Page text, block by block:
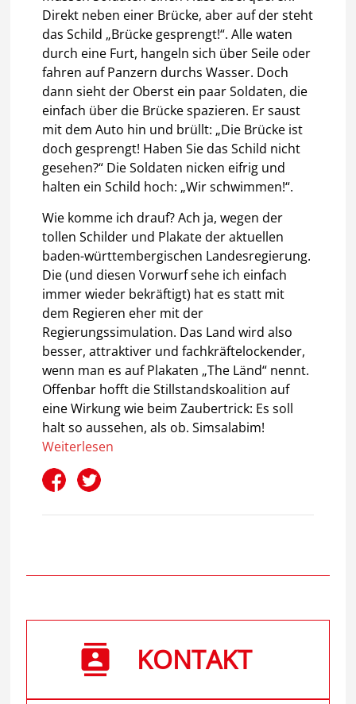
Direkt neben einer Brücke, aber auf der steht
das Schild „Brücke gesprengt!“. Alle waten
durch eine Furt, hangeln sich über Seile oder
fahren auf Panzern durchs Wasser. Doch
dann sieht der Oberst ein paar Soldaten, die
einfach über die Brücke spazieren. Er saust
mit dem Auto hin und brüllt: „Die Brücke ist
doch gesprengt! Haben Sie das Schild nicht
gesehen?“ Die Soldaten nicken eifrig und
halten ein Schild hoch: „Wir schwimmen!“.
Wie komme ich drauf? Ach ja, wegen der
tollen Schilder und Plakate der aktuellen
baden-württembergischen Landesregierung.
Die (und diesen Vorwurf sehe ich einfach
immer wieder bekräftigt) hat es statt mit
dem Regieren eher mit der
Regierungssimulation. Das Land wird also
besser, attraktiver und fachkräftelockender,
wenn man es auf Plakaten „The Länd“ nennt.
Offenbar hofft die Stillstandskoalition auf
eine Wirkung wie beim Zaubertrick: Es soll
halt so aussehen, als ob. Simsalabim!
Weiterlesen
KONTAKT